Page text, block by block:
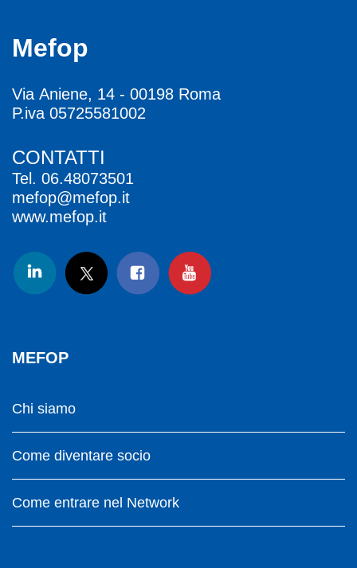
Mefop
Via Aniene, 14 - 00198 Roma
P.iva 05725581002
CONTATTI
Tel. 06.48073501
mefop@mefop.it
www.mefop.it
MEFOP
Chi siamo
Come diventare socio
Come entrare nel Network